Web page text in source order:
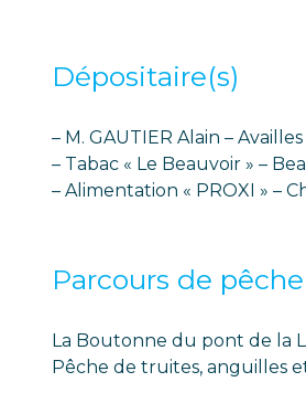
Dépositaire(s)
– M. GAUTIER Alain –
– Tabac « Le Beauvoir » –
– Alimentation « PROXI » –
Parcours de pêche
La Boutonne du pont de la
Pêche de truites, anguilles